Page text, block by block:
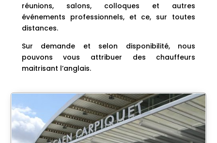
réunions, salons, colloques et autres
événements professionnels, et ce, sur toutes
distances.
Sur demande et selon disponibilité, nous
pouvons vous attribuer des chauffeurs
maitrisant l’anglais.